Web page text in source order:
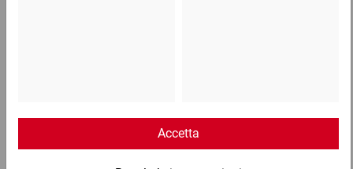
fissare i carichi, stabilizzare i pallet e varie soluzioni di